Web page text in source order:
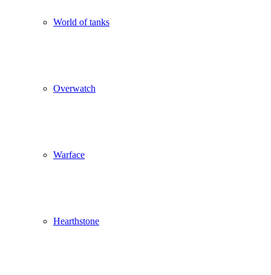
World of tanks
Overwatch
Warface
Hearthstone